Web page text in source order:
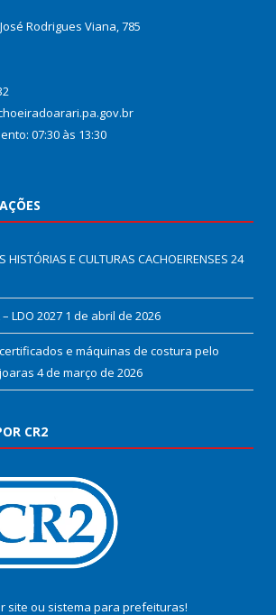
Rodrigues Viana, 785
07:30 às 13:30
HISTÓRIAS E CULTURAS CACHOEIRENSES 24
– LDO 2027 1 de abril de 2026
e máquinas de costura pelo
4 de março de 2026
CR2
site ou sistema para prefeituras!